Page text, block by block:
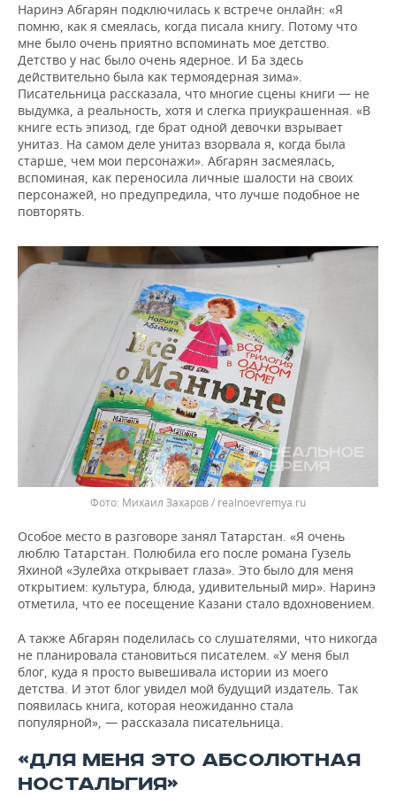
Наринэ Абгарян подключилась к встрече онлайн: «Я
помню, как я смеялась, когда писала книгу. Потому что
мне было очень приятно вспоминать мое детство.
Детство у нас было очень ядерное. И Ба здесь
действительно была как термоядерная зима».
Писательница рассказала, что многие сцены книги — не
выдумка, а реальность, хотя и слегка приукрашенная. «В
книге есть эпизод, где брат одной девочки взрывает
унитаз. На самом деле унитаз взорвала я, когда была
старше, чем мои персонажи». Абгарян засмеялась,
вспоминая, как переносила личные шалости на своих
персонажей, но предупредила, что лучше подобное не
повторять.
Михаил Захаров / realnoevremya.ru
Особое место в разговоре занял Татарстан. «Я очень
люблю Татарстан. Полюбила его после романа Гузель
Яхиной «Зулейха открывает глаза». Это было для меня
открытием: культура, блюда, удивительный мир». Наринэ
отметила, что ее посещение Казани стало вдохновением.
А также Абгарян поделилась со слушателями, что никогда
не планировала становиться писателем. «У меня был
блог, куда я просто вывешивала истории из моего
детства. И этот блог увидел мой будущий издатель. Так
появилась книга, которая неожиданно стала
популярной», — рассказала писательница.
«ДЛЯ МЕНЯ ЭТО АБСОЛЮТНАЯ
НОСТАЛЬГИЯ»